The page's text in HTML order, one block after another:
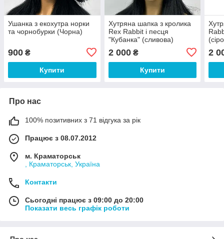
Ушанка з екохутра норки
та чорнобурки (Чорна)
900 ₴
Купити
Хутряна шапка з кролика
Rex Rabbit і песця
"Кубанка" (сливова)
2 000₴
Купити
2
Про нас
100% позитивних з 71 відгука за рік
Працює з 08.07.2012
м. Краматорськ
, Краматорськ, Україна
Контакти
Сьогодні працює з 09:00 до 20:00
Показати весь графік роботи